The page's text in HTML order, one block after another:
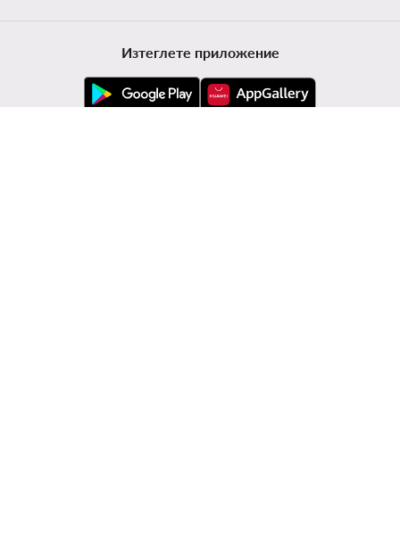
Изтеглете приложение